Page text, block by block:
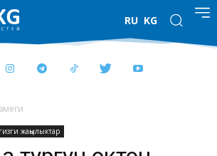
RU KG
жаңылыктар